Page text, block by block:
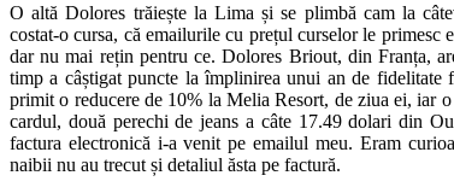
O altă Dolores trăiește la Lima și se plimbă cam la
costat-o cursa, că emailurile cu prețul curselor le
dar nu mai rețin pentru ce. Dolores Briout, din Franța,
timp a câștigat puncte la împlinirea unui an de fidelitate
primit o reducere de 10% la Melia Resort, de ziua ei, iar
cardul, două perechi de jeans a câte 17.49 dolari din
factura electronică i-a venit pe emailul meu. Eram
naibii nu au trecut și detaliul ăsta pe factură.